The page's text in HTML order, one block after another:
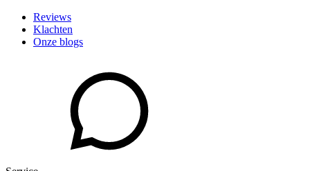
Reviews
Klachten
Onze blogs